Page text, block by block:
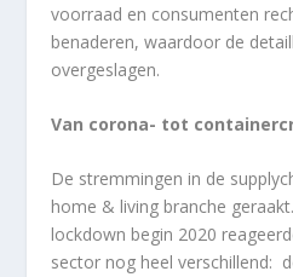
voorraad en consumenten
benaderen, waardoor de
overgeslagen.
Van corona- tot
De stremmingen in de
home & living branche
lockdown begin 2020
sector nog heel verschillend: